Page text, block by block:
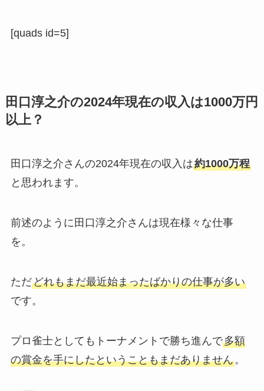
[quads id=5]
田口淳之介の2024年現在の収入は1000万円
以上？
田口淳之介さんの2024年現在の収入は約1000万程
と思われます。
前述のように田口淳之介さんは現在様々な仕事
を。
ただどれもまだ最近始まったばかりの仕事が多い
です。
プロ雀士としてもトーナメントで勝ち進んで多額
の賞金を手にしたということもまだありません。